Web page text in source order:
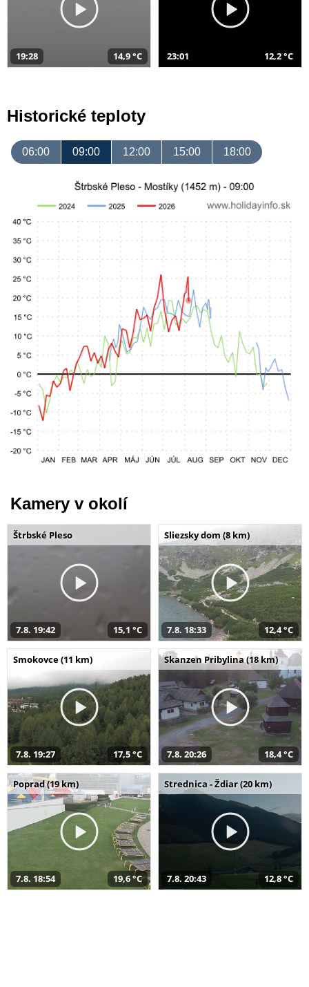
19:28 14,9 °C 23:01 12,2 °C
Historické teploty
06:00 09:00 12:00 15:00 18:00
Kamery v okolí
Štrbské Pleso
7.8. 19:42 15,1 °C
Sliezsky dom (8 km)
7.8. 18:33 12,4 °C
Smokovce (11 km)
7.8. 19:27 17,5 °C
Skanzen Pribylina (18 km)
7.8. 20:26 18,4 °C
Poprad (19 km)
7.8. 18:54 19,6 °C
Strednica - Ždiar (20 km)
7.8. 20:43 12,8 °C